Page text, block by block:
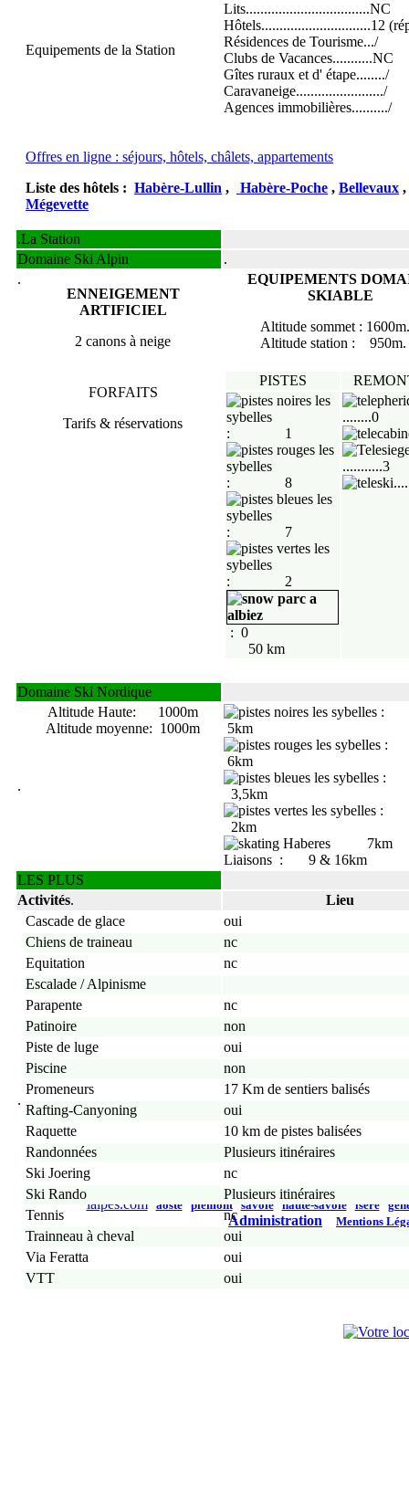
ialpes.com aoste piémont savoie haute-savoie isère
Administration Mentions
Equipements de la Station
Lits..................................NC
Hôtels..............................12
Résidences de Tourisme.../
Clubs de Vacances...........NC
Gîtes ruraux et d' étape......../
Caravaneige......................../
Agences immobilières........../
Offres en ligne : séjours, hôtels, châlets, appartements
Liste des hôtels : Habère-Lullin , Habère-Poche , Bellevaux ,
Mégevette
.La Station
Domaine Ski Alpin
.
.
ENNEIGEMENT
ARTIFICIEL
2 canons à neige
EQUIPEMENTS
SKIABLE
Altitude sommet : 1600m.
Altitude station : 950m.
FORFAITS
Tarifs & réservations
PISTES
: 1
: 8
: 7
: 2
: 0
50 km
........0
...........3
Domaine Ski Nordique
.
Altitude Haute: 1000m
Altitude moyenne: 1000m
5km
6km
3,5km
2km
7km
Liaisons : 9 & 16km
LES PLUS
Activités. Lieu
.
Cascade de glace
oui
Chiens de traineau
nc
Equitation
nc
Escalade / Alpinisme
Parapente
nc
Patinoire
non
Piste de luge
oui
Piscine
non
Promeneurs
17 Km de sentiers balisés
Rafting-Canyoning
oui
Raquette
10 km de pistes balisées
Randonnées
Plusieurs itinéraires
Ski Joering
nc
Ski Rando
Plusieurs itinéraires
Tennis
nc
Trainneau à cheval
oui
Via Feratta
oui
VTT
oui